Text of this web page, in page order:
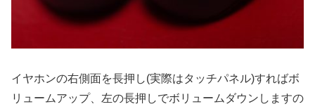
イヤホンの右側面を長押し(実際はタッチパネル)すればボ
リュームアップ、左の長押しでボリュームダウンしますの